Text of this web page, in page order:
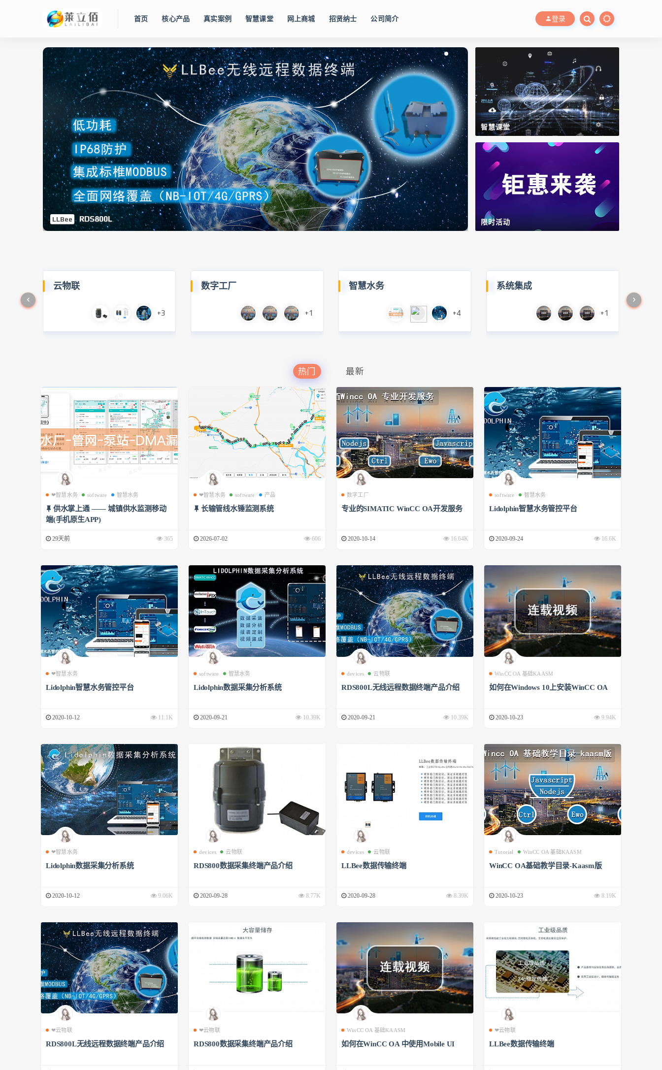
首页 核心产品 真实案例 智慧课堂 网上商城 招贤纳士 公司简介 登录
数字工厂 WinCC OA 智慧水务管控平台
智慧课堂
限时活动
云物联
+3
数字工厂
+1
智慧水务
+4
系统集成
+1
热门 最新
❤智慧水务 software 智慧水务
供水掌上通 —— 城镇供水监测移动
端(手机原生APP)
29天前 365
❤智慧水务 software 产品
长输管线水锤监测系统
2026-07-02 606
数字工厂
专业的SIMATIC WinCC OA开发服务
2020-10-14 16.64K
software 智慧水务
Lidolphin智慧水务管控平台
2020-09-24 16.6K
❤智慧水务
Lidolphin智慧水务管控平台
2020-10-12 11.1K
software 智慧水务
Lidolphin数据采集分析系统
2020-09-21 10.39K
devices 云物联
RDS800L无线远程数据终端产品介绍
2020-09-21 10.39K
WinCC OA 基础KAASM
如何在Windows 10上安装WinCC OA
2020-10-23 9.94K
❤智慧水务
Lidolphin数据采集分析系统
2020-10-12 9.06K
devices 云物联
RDS800数据采集终端产品介绍
2020-09-28 8.77K
devices 云物联
LLBee数据传输终端
2020-09-28 8.39K
Tutorial WinCC OA 基础KAASM
WinCC OA基础教学目录-Kaasm版
2020-10-23 8.19K
❤云物联
RDS800L无线远程数据终端产品介绍
❤云物联
RDS800数据采集终端产品介绍
WinCC OA 基础KAASM
如何在WinCC OA 中使用Mobile UI
❤云物联
LLBee数据传输终端